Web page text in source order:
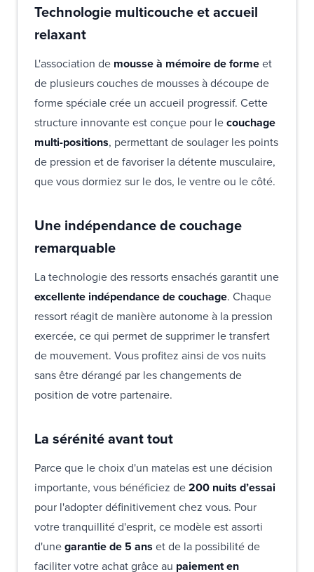
Technologie multicouche et accueil
relaxant
L'association de mousse à mémoire de formeet
de plusieurs couches de mousses à découpe de
forme spéciale crée un accueil progressif. Cette
structure innovante est conçue pour lecouchage
multi-positions, permettant de soulager les points
de pression et de favoriser la détente musculaire,
que vous dormiez sur le dos, le ventre ou le côté.
Une indépendance de couchage
remarquable
La technologie des ressorts ensachés garantit une
excellente indépendance de couchage. Chaque
ressort réagit de manière autonome à la pression
exercée, ce qui permet de supprimer le transfert
de mouvement. Vous profitez ainsi de vos nuits
sans être dérangé par les changements de
position de votre partenaire.
La sérénité avant tout
Parce que le choix d'un matelas est une décision
importante, vous bénéficiez de200 nuits d’essai
pour l'adopter définitivement chez vous. Pour
votre tranquillité d'esprit, ce modèle est assorti
d'unegarantie de 5 ans et de la possibilité de
faciliter votre achat grâce au paiement en